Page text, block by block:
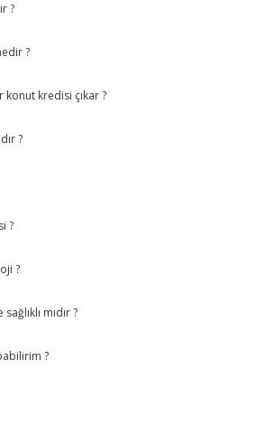
?
?
kredisi çıkar ?
?
?
?
mıdır ?
?